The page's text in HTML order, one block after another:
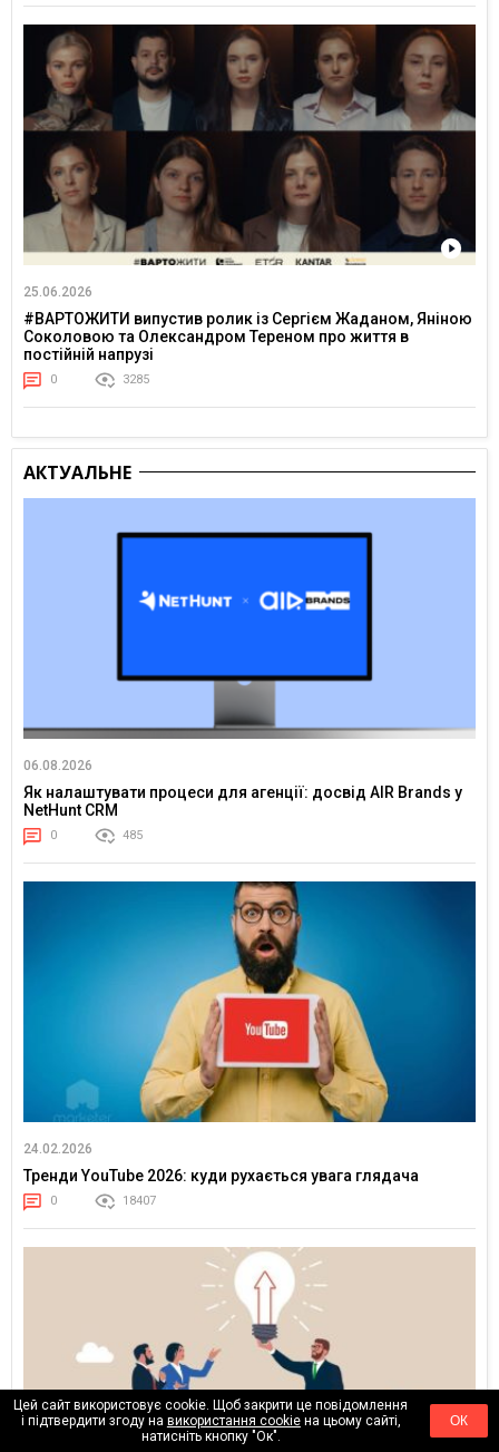
25.06.2026
#ВАРТОЖИТИ випустив ролик із Сергієм Жаданом, Яніною
Соколовою та Олександром Тереном про життя в
постійній напрузі
0 3285
АКТУАЛЬНЕ
06.08.2026
Як налаштувати процеси для агенції: досвід AIR Brands у
NetHunt CRM
0 485
24.02.2026
Тренди YouTube 2026: куди рухається увага глядача
0 18407
Цей сайт використовує cookie. Щоб закрити це повідомлення
і підтвердити згоду на використання cookieна цьому сайті,
натисніть кнопку "Ок".
ОК